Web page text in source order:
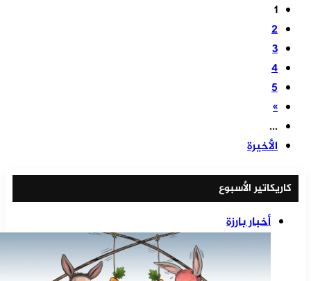
1
2
3
4
5
»
...
الأخيرة
كاريكاتير الأسبوع
أخبار بارزة